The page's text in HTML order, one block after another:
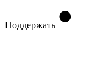
Поддержать